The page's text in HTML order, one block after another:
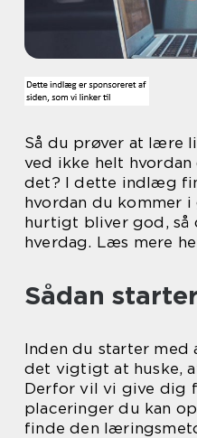
Så du prøver at lære
ved ikke helt hvordan
det? I dette indlæg
hvordan du kommer
hurtigt bliver god, så
hverdag. Læs mere
Sådan
Inden du starter med
det vigtigt at huske,
Derfor vil vi give dig
placeringer du kan
finde den